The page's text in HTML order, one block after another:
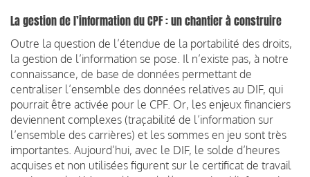
La gestion de l’information du CPF : un chantier à construire
Outre la question de l’étendue de la portabilité des droits,
la gestion de l’information se pose. Il n’existe pas, à notre
connaissance, de base de données permettant de
centraliser l’ensemble des données relatives au DIF, qui
pourrait être activée pour le CPF. Or, les enjeux financiers
deviennent complexes (traçabilité de l’information sur
l’ensemble des carrières) et les sommes en jeu sont très
importantes. Aujourd’hui, avec le DIF, le solde d’heures
acquises et non utilisées figurent sur le certificat de travail